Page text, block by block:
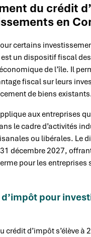
du crédit
en
certains
un dispositif fiscal
de l’île. Il
fiscal sur leurs
de biens
aux entreprises
le cadre d’activités
ou libérales. Le
décembre 2027,
pour les entreprises
pour
crédit d’impôt s’élève à